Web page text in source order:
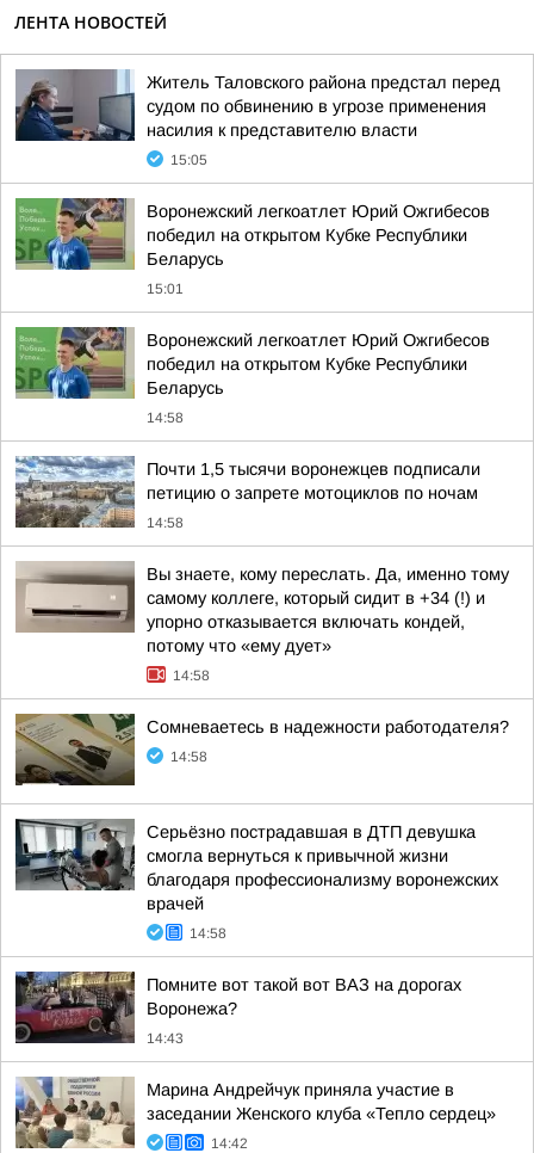
ЛЕНТА НОВОСТЕЙ
Житель Таловского района предстал перед
судом по обвинению в угрозе применения
насилия к представителю власти
15:05
Воронежский легкоатлет Юрий Ожгибесов
победил на открытом Кубке Республики
Беларусь
15:01
Воронежский легкоатлет Юрий Ожгибесов
победил на открытом Кубке Республики
Беларусь
14:58
Почти 1,5 тысячи воронежцев подписали
петицию о запрете мотоциклов по ночам
14:58
Вы знаете, кому переслать. Да, именно тому
самому коллеге, который сидит в +34 (!) и
упорно отказывается включать кондей,
потому что «ему дует»
14:58
Сомневаетесь в надежности работодателя?
14:58
Серьёзно пострадавшая в ДТП девушка
смогла вернуться к привычной жизни
благодаря профессионализму воронежских
врачей
14:58
Помните вот такой вот ВАЗ на дорогах
Воронежа?
14:43
Марина Андрейчук приняла участие в
заседании Женского клуба «Тепло сердец»
14:42